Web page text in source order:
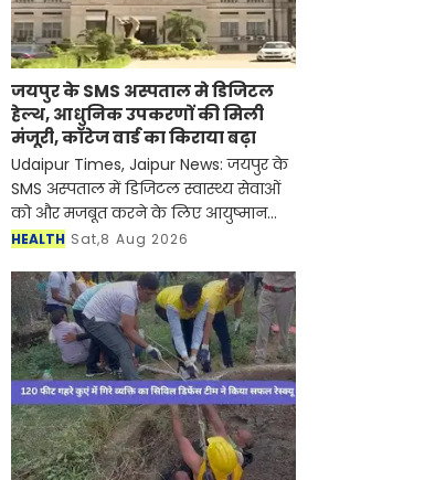
जयपुर के SMS अस्पताल मे डिजिटल
हेल्थ, आधुनिक उपकरणों की मिली
मंजूरी, कॉटेज वार्ड का किराया बढ़ा
Udaipur Times, Jaipur News: जयपुर के
SMS अस्पताल में डिजिटल स्वास्थ्य सेवाओं
को और मजबूत करने के लिए आयुष्मान
भारत डिजिटल मिशन की डिजिटल हेल्थ
अधिक मूल्य के न
HEALTH Sat,8 Aug 2026